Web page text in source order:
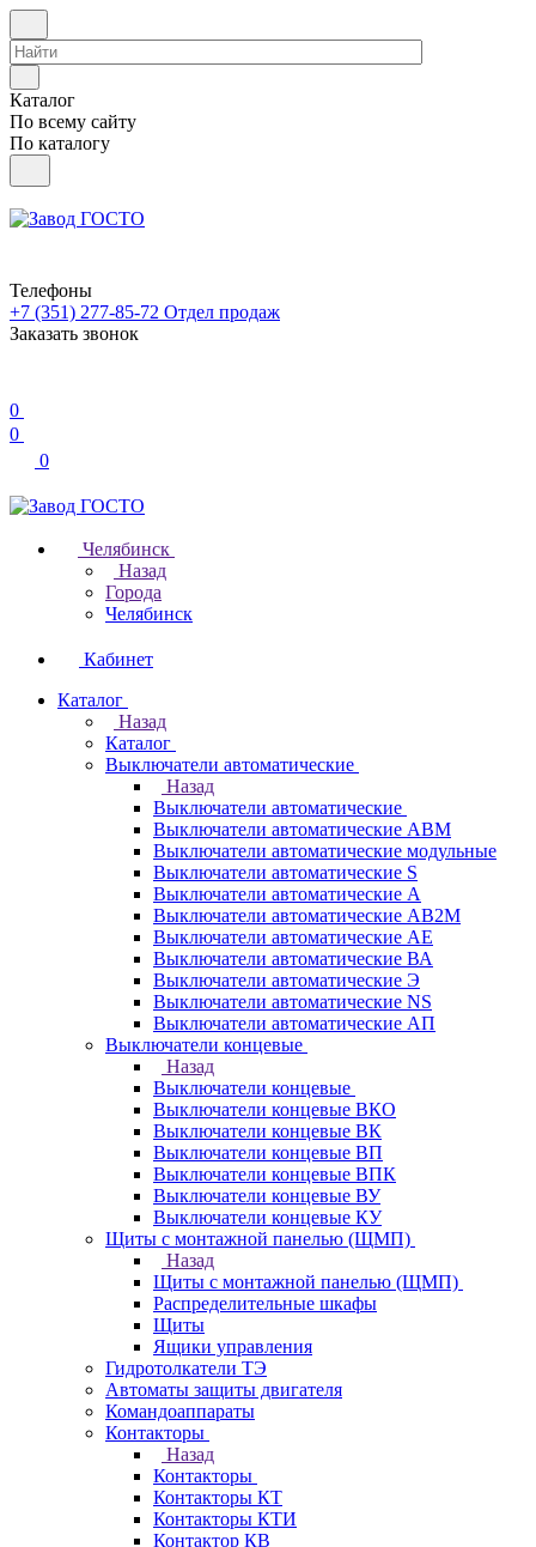
Каталог
По всему сайту
По каталогу
Телефоны
+7 (351) 277-85-72 Отдел продаж
Заказать звонок
0
0
0
Челябинск
Назад
Города
Челябинск
Кабинет
Каталог
Назад
Каталог
Выключатели автоматические
Назад
Выключатели автоматические
Выключатели автоматические АВМ
Выключатели автоматические модульные
Выключатели автоматические S
Выключатели автоматические А
Выключатели автоматические АВ2М
Выключатели автоматические АЕ
Выключатели автоматические ВА
Выключатели автоматические Э
Выключатели автоматические NS
Выключатели автоматические АП
Выключатели концевые
Назад
Выключатели концевые
Выключатели концевые ВКО
Выключатели концевые ВК
Выключатели концевые ВП
Выключатели концевые ВПК
Выключатели концевые ВУ
Выключатели концевые КУ
Щиты с монтажной панелью (ЩМП)
Назад
Щиты с монтажной панелью (ЩМП)
Распределительные шкафы
Щиты
Ящики управления
Гидротолкатели ТЭ
Автоматы защиты двигателя
Командоаппараты
Контакторы
Назад
Контакторы
Контакторы КТ
Контакторы КТИ
Контактор КВ